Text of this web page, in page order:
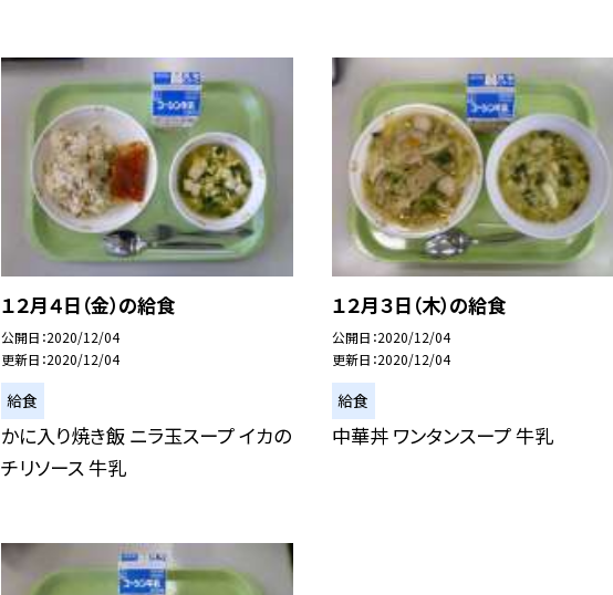
１２月４日（金）の給食
公開日 2020/12/04
更新日 2020/12/04
給食
かに入り焼き飯 ニラ玉スープ イカの
チリソース 牛乳
１２月３日（木）の給食
公開日 2020/12/04
更新日 2020/12/04
給食
中華丼 ワンタンスープ 牛乳